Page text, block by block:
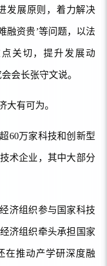
发展原则，着力解决
融资贵’等问题，以法
关切，提升发展动
会长张守文说。
大有可为。
60万家科技和创新型
术企业，其中大部分
济组织参与国家科技
济组织牵头承担国家
在推动产学研深度融